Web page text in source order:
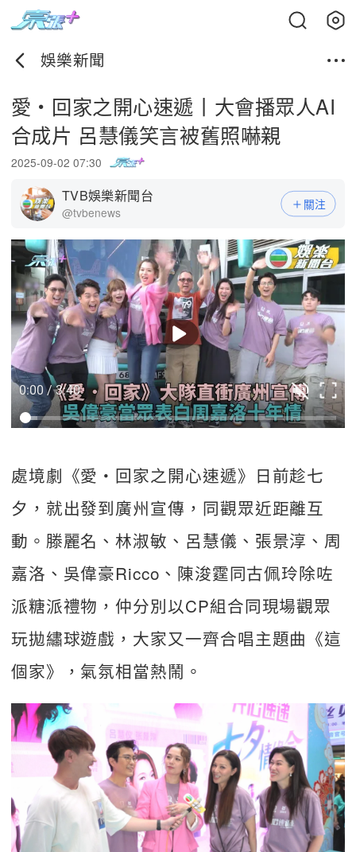
娛樂新聞
愛・回家之開心速遞丨大會播眾人AI
合成片 呂慧儀笑言被舊照嚇親
2025-09-02 07:30
TVB娛樂新聞台
@tvbenews
關注
0:00 / 3:40
處境劇《愛・回家之開心速遞》日前趁七
夕，就出發到廣州宣傳，同觀眾近距離互
動。滕麗名、林淑敏、呂慧儀、張景淳、周
嘉洛、吳偉豪Ricco、陳浚霆同古佩玲除咗
派糖派禮物，仲分別以CP組合同現場觀眾
玩拋繡球遊戲，大家又一齊合唱主題曲《這
個家》，氣氛相當熱鬧。